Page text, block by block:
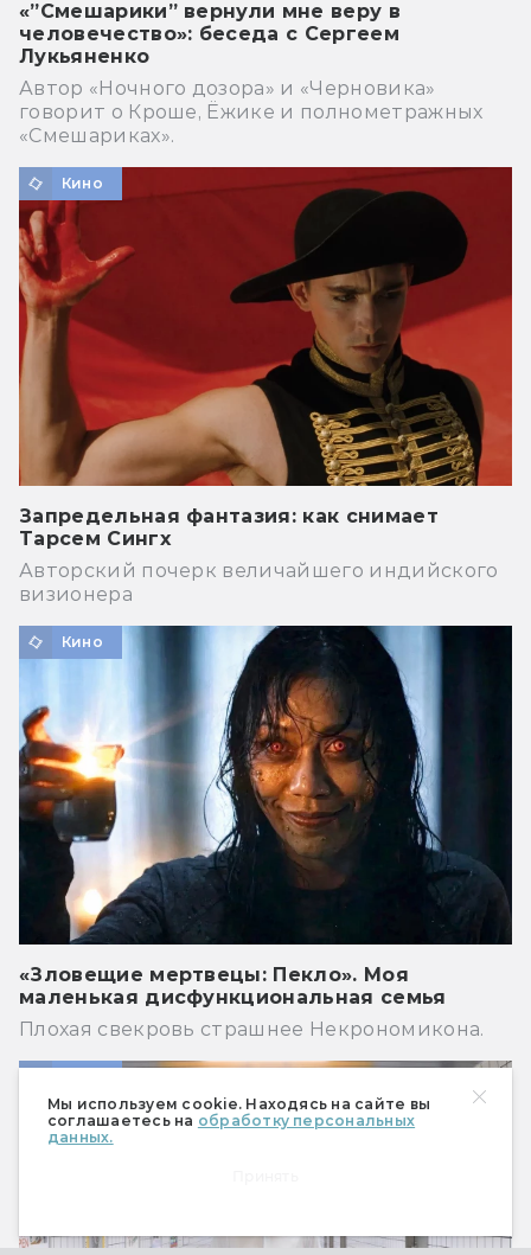
Мы используем cookie. Находясь на сайте вы
соглашаетесь на обработку персональных
данных.
«”Смешарики” вернули мне веру в
человечество»: беседа с Сергеем
Лукьяненко
Автор «Ночного дозора» и «Черновика»
говорит о Кроше, Ёжике и полнометражных
«Смешариках».
Кино
Запредельная фантазия: как снимает
Тарсем Сингх
Авторский почерк величайшего индийского
визионера
Кино
«Зловещие мертвецы: Пекло». Моя
маленькая дисфункциональная семья
Плохая свекровь страшнее Некрономикона.